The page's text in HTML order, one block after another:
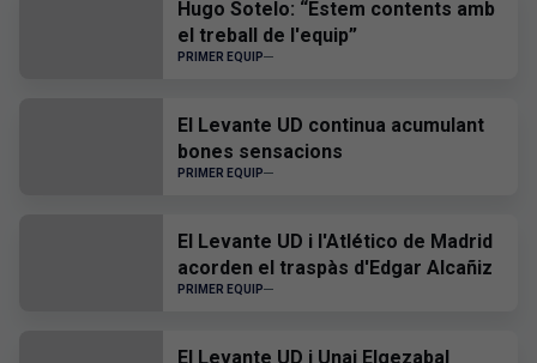
Hugo Sotelo: “Estem contents amb
el treball de l'equip”
PRIMER EQUIP
El Levante UD continua acumulant
bones sensacions
PRIMER EQUIP
El Levante UD i l'Atlético de Madrid
acorden el traspàs d'Edgar Alcañiz
PRIMER EQUIP
El Levante UD i Unai Elgezabal